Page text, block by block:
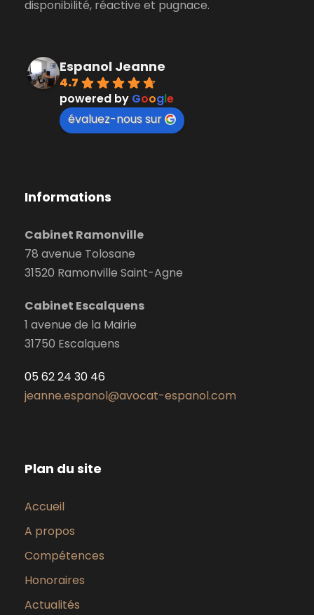
disponibilité, réactive et pugnace.
Espanol Jeanne
4.7
powered by Google
évaluez-nous sur
Informations
Cabinet Ramonville
78 avenue Tolosane
31520 Ramonville Saint-Agne
Cabinet Escalquens
1 avenue de la Mairie
31750 Escalquens
05 62 24 30 46
jeanne.espanol@avocat-espanol.com
Plan du site
Accueil
A propos
Compétences
Honoraires
Actualités